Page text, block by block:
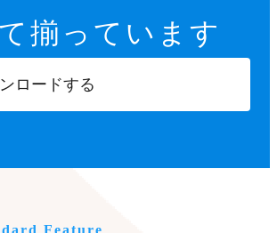
揃っています
ロードする
Feature